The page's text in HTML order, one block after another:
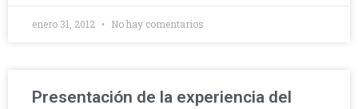
enero 31, 2012 No hay comentarios
Presentación de la experiencia del